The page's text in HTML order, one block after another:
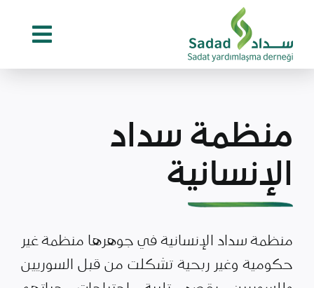
content
منظمة سداد
الإنسانية
منظمة سداد الإنسانية في جوهرها منظمة غير
حكومية وغير ربحية تشكلت من قبل السوريين